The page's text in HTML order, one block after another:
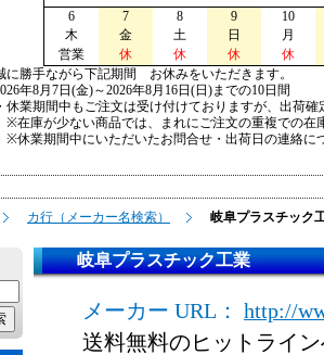
6 7 8 9
10
木
金 土 日
月
営業
休 休 休
休
に勝手ながら下記期間 お休みをいただきます。
年8月7日(金)～2026年8月16日(日)までの10日間
・休業期間中もご注文は受け付けておりますが、出荷
※在庫が少ない商品では、まれにご注文の重複での在
※休業期間中にいただいたお問合せ・出荷日の連絡に
カ行（メーカー名検索） 岐阜プラスチック
岐阜プラスチック工業
メーカー URL：
http://
送料無料のヒットライ